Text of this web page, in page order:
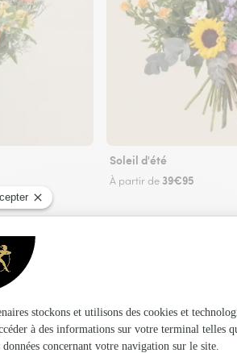
Soleil d'été
À partir de 39€95
à Saint-Lumier-la-